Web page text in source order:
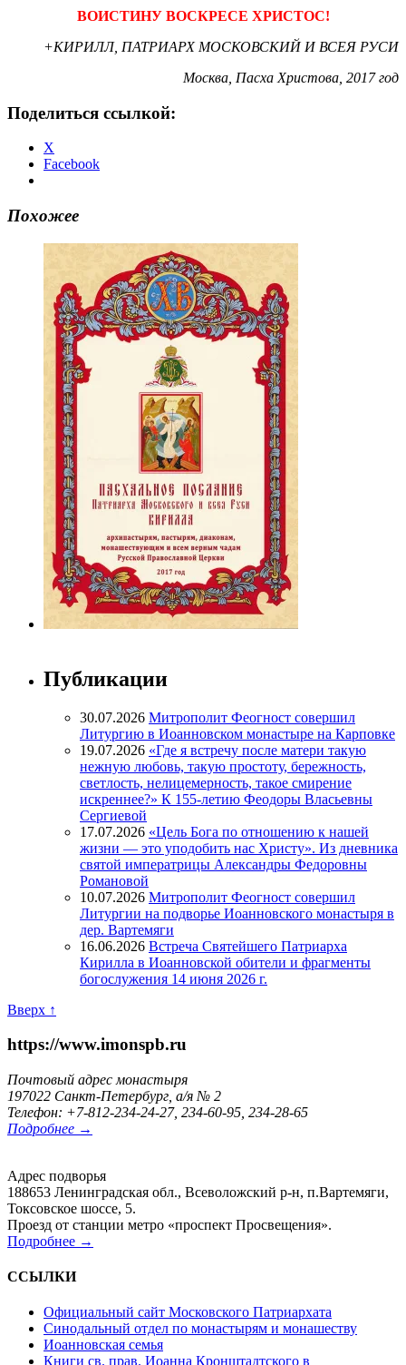
ВОИСТИНУ ВОСКРЕСЕ ХРИСТОС!
+КИРИЛЛ, ПАТРИАРХ МОСКОВСКИЙ И ВСЕЯ РУСИ
Москва, Пасха Христова, 2017 год
Поделиться ссылкой:
X
Facebook
Похожее
Публикации
30.07.2026 Митрополит Феогност совершил
Литургию в Иоанновском монастыре на Карповке
19.07.2026 «Где я встречу после матери такую
нежную любовь, такую простоту, бережность,
светлость, нелицемерность, такое смирение
искреннее?» К 155-летию Феодоры Власьевны
Сергиевой
17.07.2026 «Цель Бога по отношению к нашей
жизни — это уподобить нас Христу». Из дневника
святой императрицы Александры Федоровны
Романовой
10.07.2026 Митрополит Феогност совершил
Литургии на подворье Иоанновского монастыря в
дер. Вартемяги
16.06.2026 Встреча Святейшего Патриарха
Кирилла в Иоанновской обители и фрагменты
богослужения 14 июня 2026 г.
Вверх ↑
https://www.imonspb.ru
Почтовый адрес монастыря
197022 Санкт-Петербург, а/я № 2
Телефон: +7-812-234-24-27, 234-60-95, 234-28-65
Подробнее →
Адрес подворья
188653 Ленинградская обл., Всеволожский р-н, п.Вартемяги,
Токсовское шоссе, 5.
Проезд от станции метро «проспект Просвещения».
Подробнее →
ССЫЛКИ
Официальный сайт Московского Патриархата
Синодальный отдел по монастырям и монашеству
Иоанновская семья
Книги св. прав. Иоанна Кронштадтского в